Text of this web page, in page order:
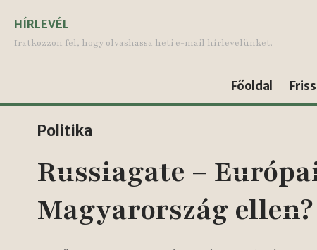
HÍRLEVÉL
Iratkozzon fel, hogy olvashassa heti e-mail hírlevelünket.
Főoldal
Politika
Russiagate –
Magyarország ellen?